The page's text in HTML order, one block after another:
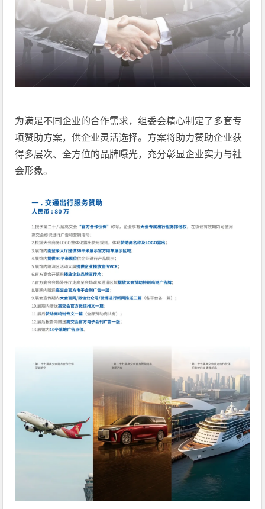
为满足不同企业的合作需求，组委会精心制定了多套专
项赞助方案，供企业灵活选择。方案将助力赞助企业获
得多层次、全方位的品牌曝光，充分彰显企业实力与社
会形象。